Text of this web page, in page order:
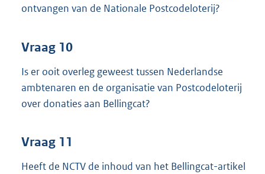
ontvangen van de Nationale Postcodeloterij?
Vraag 10
Is er ooit overleg geweest tussen Nederlandse
ambtenaren en de organisatie van Postcodeloterij
over donaties aan Bellingcat?
Vraag 11
Heeft de NCTV de inhoud van het Bellingcat-artikel